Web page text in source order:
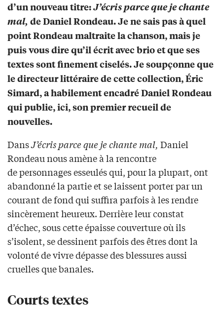
d’un nouveau titre:J’écris parce que je chante
mal, de Daniel Rondeau. Je ne sais pas à quel
point Rondeau maltraite la chanson, mais je
puis vous dire qu’il écrit avec brio et que ses
textes sont finement ciselés. Je soupçonne que
le directeur littéraire de cette collection, Éric
Simard, a habilement encadré Daniel Rondeau
qui publie, ici, son premier recueil de
nouvelles.
DansJ’écris parce que je chante mal, Daniel
Rondeau nous amène à la rencontre
de personnages esseulés qui, pour la plupart, ont
abandonné la partie et se laissent porter par un
courant de fond qui suffira parfois à les rendre
sincèrement heureux. Derrière leur constat
d’échec, sous cette épaisse couverture où ils
s’isolent, se dessinent parfois des êtres dont la
volonté de vivre dépasse des blessures aussi
cruelles que banales.
Courts textes